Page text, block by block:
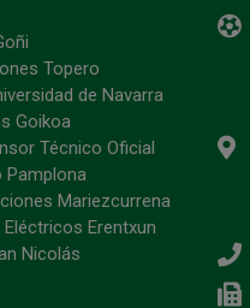
Topero
de Navarra
Goikoa
Técnico Oficial
Pamplona
Mariezcurrena
Erentxun
Nicolás